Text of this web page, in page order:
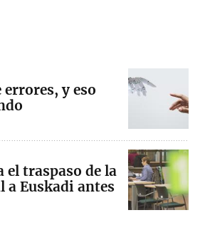
y eso
el traspaso de la
a Euskadi antes